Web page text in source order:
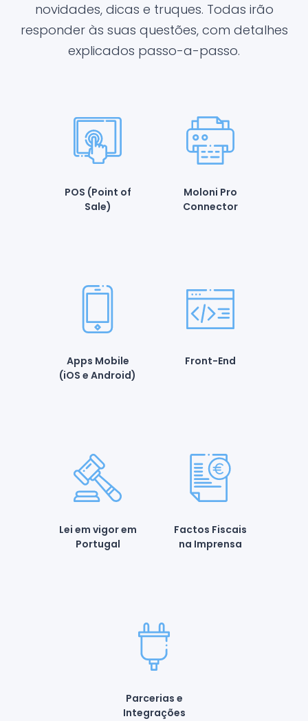
novidades, dicas e truques. Todas irão
responder às suas questões, com detalhes
explicados passo-a-passo.
POS (Point of
Sale)
Moloni Pro
Connector
Apps Mobile
(iOS e Android)
Front-End
Lei em vigor em
Portugal
Factos Fiscais
na Imprensa
Parcerias e
Integrações